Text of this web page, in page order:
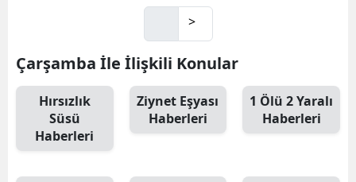
>
Çarşamba İle İlişkili Konular
Hırsızlık
Süsü
Haberleri
Ziynet Eşyası
Haberleri
1 Ölü 2 Yaralı
Haberleri